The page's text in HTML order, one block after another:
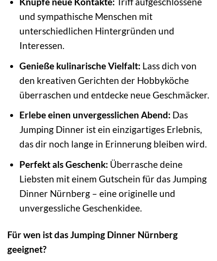
und sympathische Menschen mit
unterschiedlichen Hintergründen und
Interessen.
Genieße kulinarische Vielfalt: Lass dich von
den kreativen Gerichten der Hobbyköche
überraschen und entdecke neue Geschmäcker.
Erlebe einen unvergesslichen Abend: Das
Jumping Dinner ist ein einzigartiges Erlebnis,
das dir noch lange in Erinnerung bleiben wird.
Perfekt als Geschenk: Überrasche deine
Liebsten mit einem Gutschein für das Jumping
Dinner Nürnberg – eine originelle und
unvergessliche Geschenkidee.
Für wen ist das Jumping Dinner Nürnberg
geeignet?